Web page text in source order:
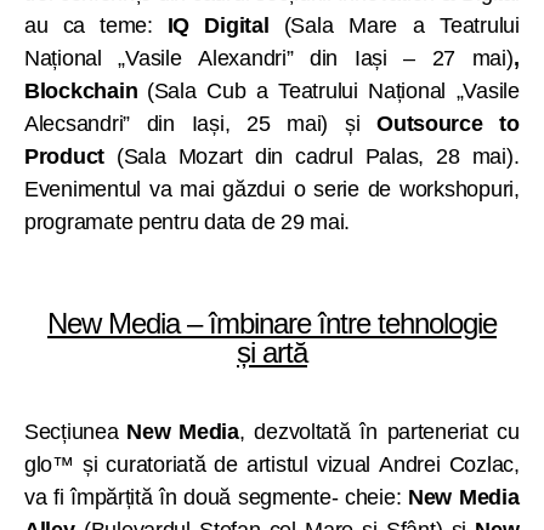
au ca teme: IQ Digital (Sala Mare a Teatrului
Național „Vasile Alexandri” din Iași – 27 mai),
Blockchain (Sala Cub a Teatrului Național „Vasile
Alecsandri” din Iași, 25 mai) șiOutsource to
Product (Sala Mozart din cadrul Palas, 28 mai).
Evenimentul va mai găzdui o serie de workshopuri,
programate pentru data de 29 mai.
New Media – îmbinare între tehnologie
și artă
Secțiunea New Media, dezvoltată în parteneriat cu
glo™ și curatoriată de artistul vizual Andrei Cozlac,
va fi împărțită în două segmente- cheie: New Media